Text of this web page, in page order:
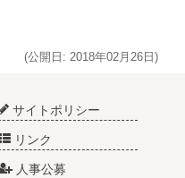
(公開日: 2018年02月26日)
サイトポリシー
リンク
人事公募